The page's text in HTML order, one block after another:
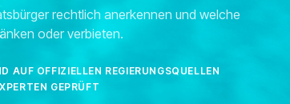
rechtlich anerkennen und welche
oder verbieten.
AUF OFFIZIELLEN REGIERUNGSQUELLEN
GEPRÜFT